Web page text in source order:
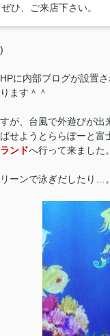
ぜひ、ご来店下さい。
に内部ブログが設置
ます＾＾
が、台風で外遊びが出
せようとららぽーと富
ンドへ行って来ました。
ーンで泳ぎだしたり…。